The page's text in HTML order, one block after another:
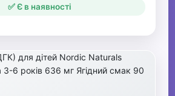
✅ Є в наявності